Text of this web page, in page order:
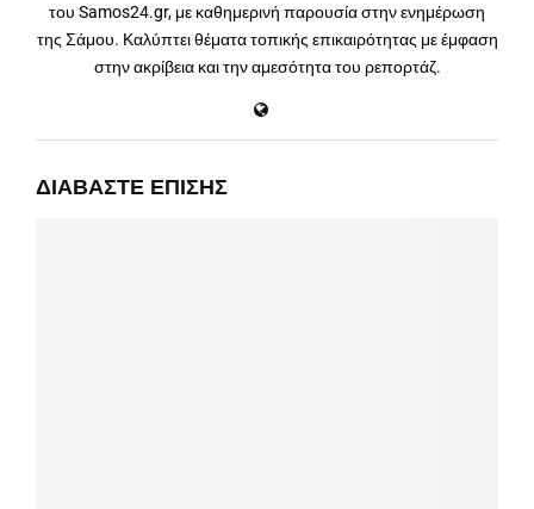
του Samos24.gr, με καθημερινή παρουσία στην ενημέρωση
της Σάμου. Καλύπτει θέματα τοπικής επικαιρότητας με έμφαση
στην ακρίβεια και την αμεσότητα του ρεπορτάζ.
ΔΙΑΒΆΣΤΕ ΕΠΊΣΗΣ